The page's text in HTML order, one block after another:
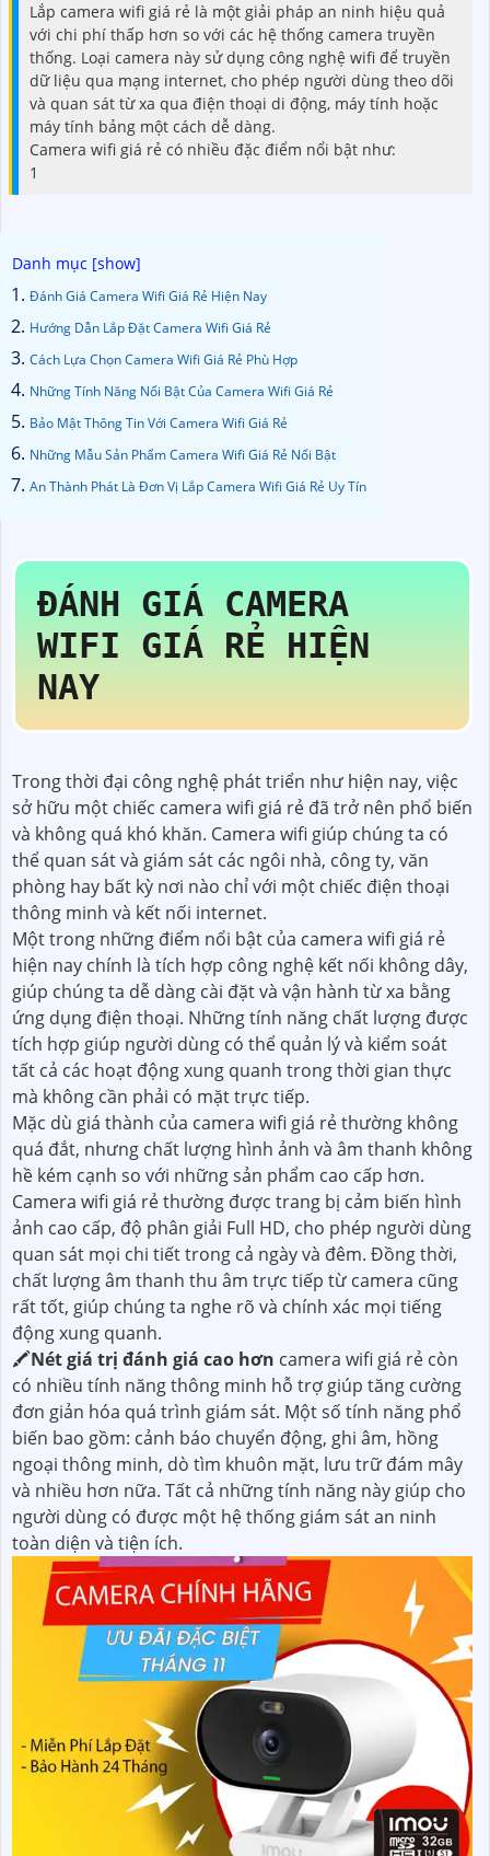
Lắp camera wifi giá rẻ là một giải pháp an ninh hiệu quả
với chi phí thấp hơn so với các hệ thống camera truyền
thống. Loại camera này sử dụng công nghệ wifi để truyền
dữ liệu qua mạng internet, cho phép người dùng theo dõi
và quan sát từ xa qua điện thoại di động, máy tính hoặc
máy tính bảng một cách dễ dàng.
Camera wifi giá rẻ có nhiều đặc điểm nổi bật như:
1
Đánh Giá Camera Wifi Giá Rẻ Hiện Nay
Hướng Dẫn Lắp Đặt Camera Wifi Giá Rẻ
Cách Lựa Chọn Camera Wifi Giá Rẻ Phù Hợp
Những Tính Năng Nổi Bật Của Camera Wifi Giá Rẻ
Bảo Mật Thông Tin Với Camera Wifi Giá Rẻ
Những Mẫu Sản Phẩm Camera Wifi Giá Rẻ Nổi Bật
An Thành Phát Là Đơn Vị Lắp Camera Wifi Giá Rẻ Uy Tín
ĐÁNH GIÁ CAMERA
WIFI GIÁ RẺ HIỆN
NAY
Trong thời đại công nghệ phát triển như hiện nay, việc
sở hữu một chiếc camera wifi giá rẻ đã trở nên phổ biến
và không quá khó khăn. Camera wifi giúp chúng ta có
thể quan sát và giám sát các ngôi nhà, công ty, văn
phòng hay bất kỳ nơi nào chỉ với một chiếc điện thoại
thông minh và kết nối internet.
Một trong những điểm nổi bật của camera wifi giá rẻ
hiện nay chính là tích hợp công nghệ kết nối không dây,
giúp chúng ta dễ dàng cài đặt và vận hành từ xa bằng
ứng dụng điện thoại. Những tính năng chất lượng được
tích hợp giúp người dùng có thể quản lý và kiểm soát
tất cả các hoạt động xung quanh trong thời gian thực
mà không cần phải có mặt trực tiếp.
Mặc dù giá thành của camera wifi giá rẻ thường không
quá đắt, nhưng chất lượng hình ảnh và âm thanh không
hề kém cạnh so với những sản phẩm cao cấp hơn.
Camera wifi giá rẻ thường được trang bị cảm biến hình
ảnh cao cấp, độ phân giải Full HD, cho phép người dùng
quan sát mọi chi tiết trong cả ngày và đêm. Đồng thời,
chất lượng âm thanh thu âm trực tiếp từ camera cũng
rất tốt, giúp chúng ta nghe rõ và chính xác mọi tiếng
động xung quanh.
🖍Nét giá trị đánh giá cao hơn camera wifi giá rẻ còn
có nhiều tính năng thông minh hỗ trợ giúp tăng cường
đơn giản hóa quá trình giám sát. Một số tính năng phổ
biến bao gồm: cảnh báo chuyển động, ghi âm, hồng
ngoại thông minh, dò tìm khuôn mặt, lưu trữ đám mây
và nhiều hơn nữa. Tất cả những tính năng này giúp cho
người dùng có được một hệ thống giám sát an ninh
toàn diện và tiện ích.